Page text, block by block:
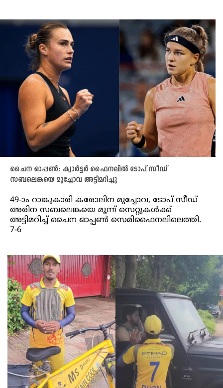
ചൈന ഓപ്പൺ: ക്വാർട്ടർ ഫൈനലിൽ ടോപ് സീഡ്
സബലെങ്കയെ മുച്ചോവ അട്ടിമറിച്ചു
49-ാം റാങ്കുകാരി കരോലിന മുച്ചോവ, ടോപ് സീഡ്
അരിന സബലെങ്കയെ മൂന്ന് സെറ്റുകൾക്ക്
അട്ടിമറിച്ച് ചൈന ഓപ്പൺ സെമിഫൈനലിലെത്തി.
7-6